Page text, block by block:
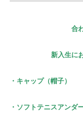
合
新入生に
・キャップ（帽子）
・ソフトテニスアンダ